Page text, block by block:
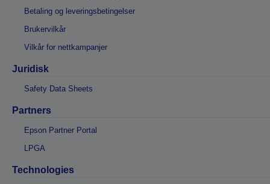
Betaling og leveringsbetingelser
Brukervilkår
Vilkår for nettkampanjer
Juridisk
Safety Data Sheets
Partners
Epson Partner Portal
LPGA
Technologies